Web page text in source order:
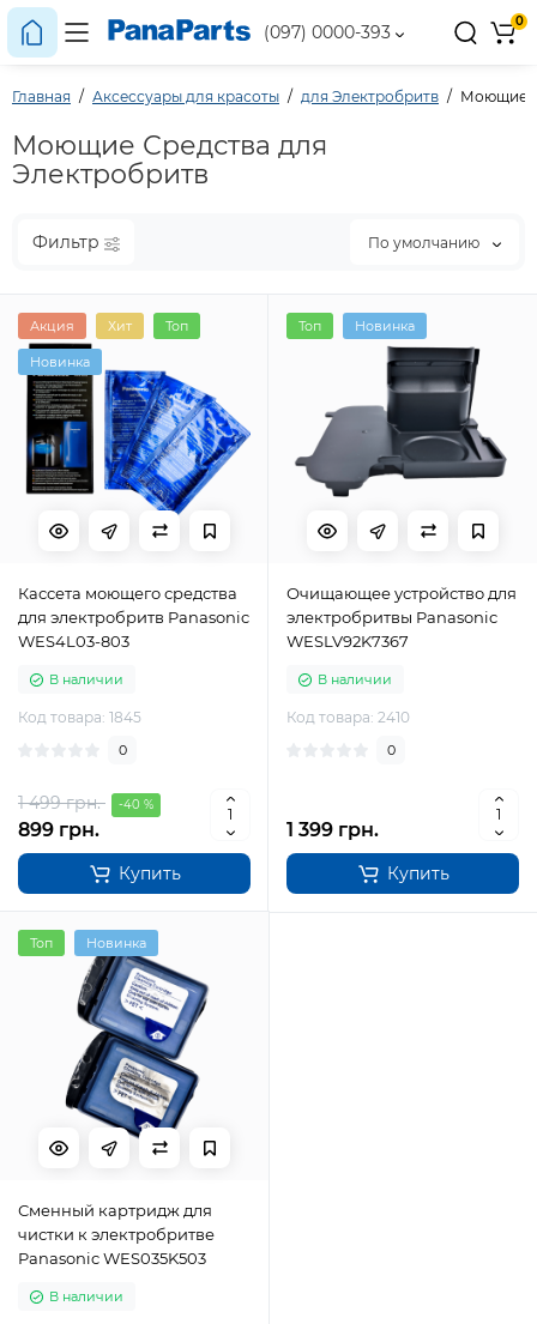
(097) 0000-393
0
Главная Аксессуары для красоты для Электробритв Моющие
Моющие Средства для
Электробритв
Фильтр По умолчанию
Акция Хит Топ
Новинка
Кассета моющего средства
для электробритв Panasonic
WES4L03-803
В наличии
Код товара: 1845
0
1 499 грн. -40 %
899 грн.
Купить
Топ Новинка
Очищающее устройство для
электробритвы Panasonic
WESLV92K7367
В наличии
Код товара: 2410
0
1 399 грн.
Купить
Топ Новинка
Сменный картридж для
чистки к электробритве
Panasonic WES035K503
В наличии